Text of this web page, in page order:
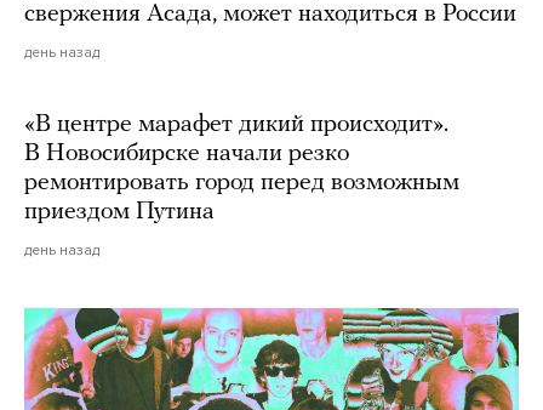
свержения Асада, может находиться в России
день назад
«В центре марафет дикий происходит».
В Новосибирске начали резко
ремонтировать город перед возможным
приездом Путина
день назад